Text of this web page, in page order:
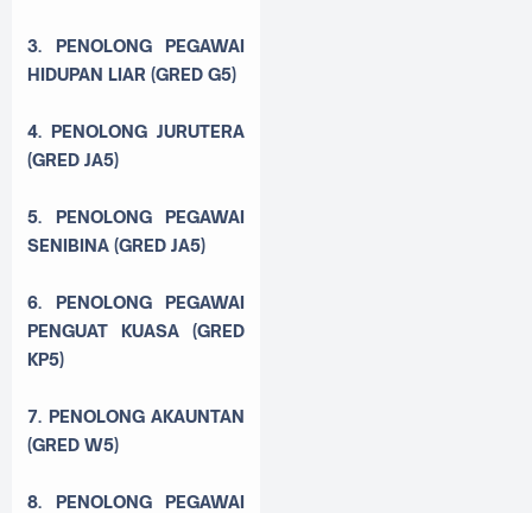
3. PENOLONG PEGAWAI
HIDUPAN LIAR (GRED G5)
4. PENOLONG JURUTERA
(GRED JA5)
5. PENOLONG PEGAWAI
SENIBINA (GRED JA5)
6. PENOLONG PEGAWAI
PENGUAT KUASA (GRED
KP5)
7. PENOLONG AKAUNTAN
(GRED W5)
8. PENOLONG PEGAWAI